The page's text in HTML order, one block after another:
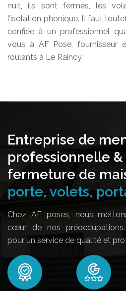
nuit, ils sont fermés, les
l’isolation phonique. Il faut
confiée à un professionnel
vous à AF Pose, fournisseur
roulants à Le Raincy.
Entreprise de
professionnelle
fermeture de
porte, volets,
Chez AF poses, nous
cœur de nos
pour un service de qualité et